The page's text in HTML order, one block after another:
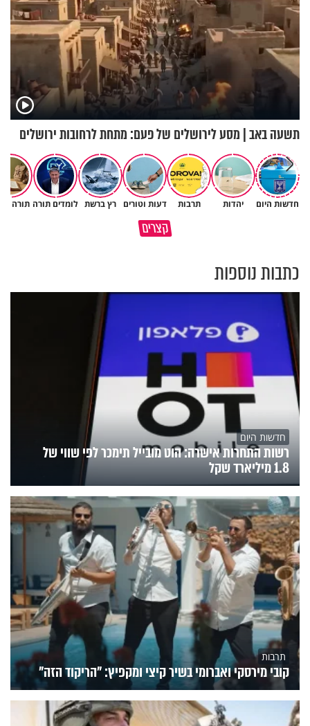
תשעה באב | מסע לירושלים של פעם: מתחת לרחובות ירושלים
חדשות היום יהדות תרבות דעות וטורים רץ ברשת לומדים תורה תורה
קצרים
הגעתי לגיל 108 בזכות הכיבוד
כתבות נוספות
חדשות היום
רשות התחרות אישרה: הוט מובייל תימכר לפי שווי של
1.8 מיליארד שקל
תרבות
קובי מירסקי ואברומי בשיר קיצי ומקפיץ: "הריקוד הזה"